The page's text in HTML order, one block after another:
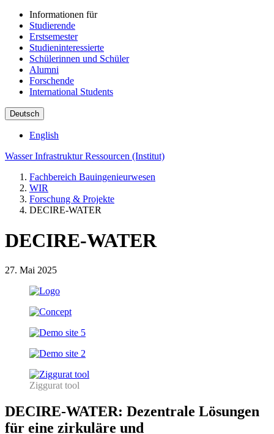
Informationen für
Studierende
Erstsemester
Studieninteressierte
Schülerinnen und Schüler
Alumni
Forschende
International Students
Deutsch
English
Wasser Infrastruktur Ressourcen (Institut)
Fachbereich Bauingenieurwesen
WIR
Forschung & Projekte
DECIRE-WATER
DECIRE-WATER
27. Mai 2025
Ziggurat tool
DECIRE-WATER: Dezentrale Lösungen
für eine zirkuläre und